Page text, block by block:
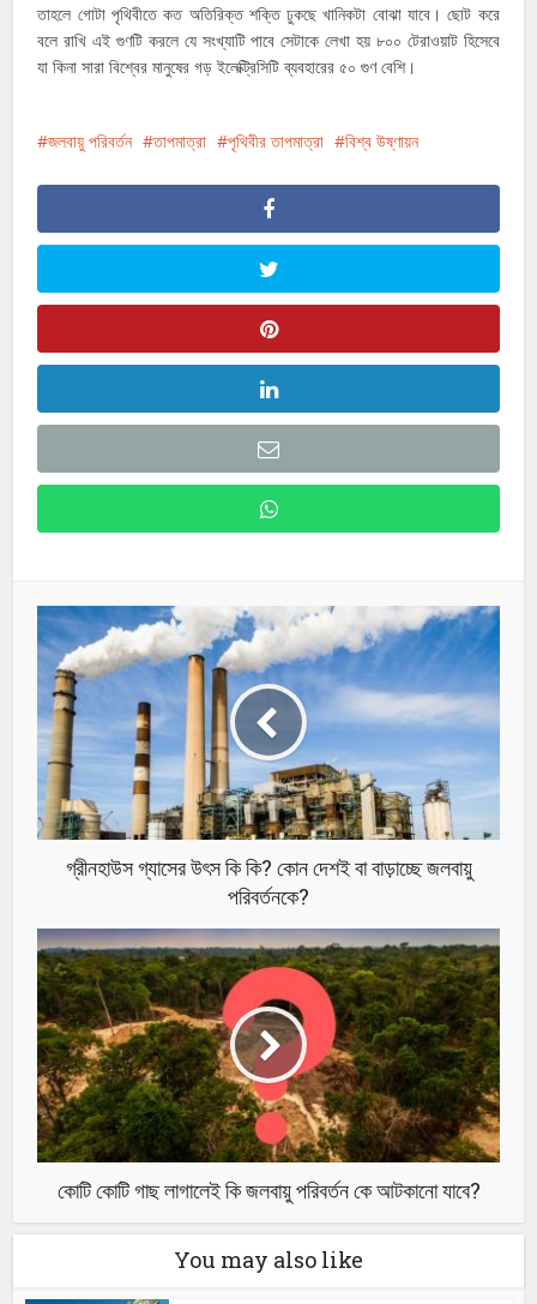
তাহলে গোটা পৃথিবীতে কত অতিরিক্ত শক্তি ঢুকছে খানিকটা বোঝা যাবে। ছোট করে
বলে রাখি এই গুণটি করলে যে সংখ্যাটি পাবে সেটাকে লেখা হয় ৮০০ টেরাওয়াট হিসেবে
যা কিনা সারা বিশ্বের মানুষের গড় ইলেক্ট্রিসিটি ব্যবহারের ৫০ গুণ বেশি।
জলবায়ু পরিবর্তন তাপমাত্রা পৃথিবীর তাপমাত্রা বিশ্ব উষ্ণায়ন
গ্রীনহাউস গ্যাসের উৎস কি কি? কোন দেশই বা বাড়াচ্ছে জলবায়ু
পরিবর্তনকে?
কোটি কোটি গাছ লাগালেই কি জলবায়ু পরিবর্তন কে আটকানো যাবে?
You may also like